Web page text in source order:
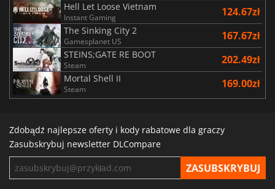
Hell Let Loose Vietnam
Instant Gaming 124.67zł
The Sinking City 2
Gamesplanet US 167.67zł
STEINS;GATE RE BOOT
Steam 202.49zł
Mortal Shell II
Steam 169.00zł
Zdobądź najlepsze oferty i kody rabatowe dla graczy
Zasubskrybuj newsletter DLCompare